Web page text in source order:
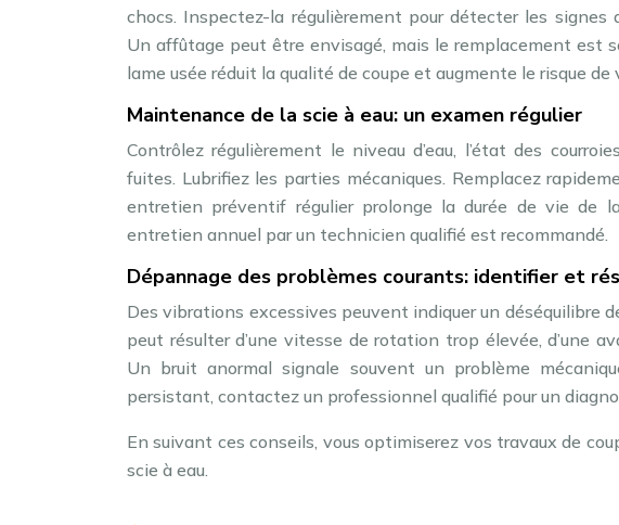
chocs. Inspectez-la régulièrement pour détecter les signes
Un affûtage peut être envisagé, mais le remplacement est
lame usée réduit la qualité de coupe et augmente le risque de
Maintenance de la scie à eau: un examen régulier
Contrôlez régulièrement le niveau d’eau, l’état des
fuites. Lubrifiez les parties mécaniques. Remplacez
entretien préventif régulier prolonge la durée de vie de
entretien annuel par un technicien qualifié est recommandé.
Dépannage des problèmes courants: identifier et
Des vibrations excessives peuvent indiquer un déséquilibre
peut résulter d’une vitesse de rotation trop élevée, d’une
Un bruit anormal signale souvent un problème
persistant, contactez un professionnel qualifié pour un
En suivant ces conseils, vous optimiserez vos travaux de
scie à eau.